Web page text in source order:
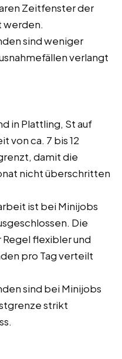
Zeitfenster der
sind weniger
verlangt
in Plattling, St auf
von ca. 7 bis 12
damit die
nicht überschritten
ist bei Minijobs
Die
flexibler und
pro Tag verteilt
sind bei Minijobs
strikt